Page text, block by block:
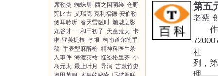
席勒曼 蜘蛛男 西之园萌绘 仓野
宪比古 艾瑞克·克利福德·安伯勒
侧耳聆听 春天雪融时 魑魅之影
丸谷才一 和田初子 天童荒太 卡
琳·亚芙提根 李垠 柯南道尔的手
稿 手表型麻醉枪 精神科医生杀
人事件 海渡英祐 怪盗格里芬 小
岛元太 最上叶月 导演 吉敷竹史
第五
老蔡
作
社
列，